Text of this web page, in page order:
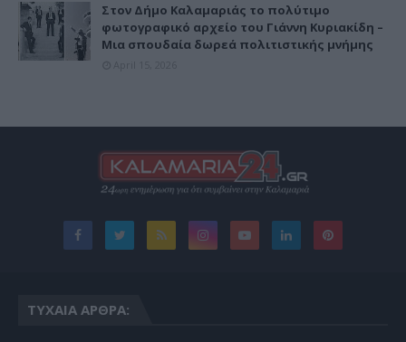
Στον Δήμο Καλαμαριάς το πολύτιμο
φωτογραφικό αρχείο του Γιάννη Κυριακίδη –
Μια σπουδαία δωρεά πολιτιστικής μνήμης
ΤΥΧΑΊΑ ΆΡΘΡΑ: